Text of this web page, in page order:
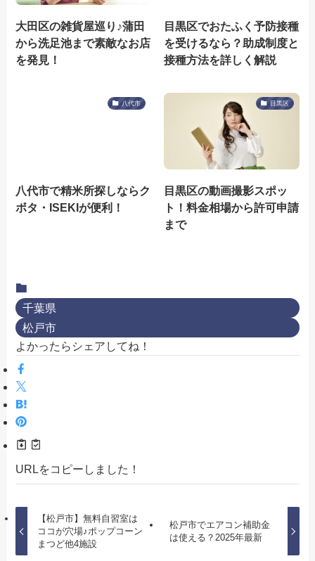
大田区の雑貨屋巡り♪蒲田
から洗足池まで素敵なお店
を発見！
目黒区でおたふく予防接種
を受けるなら？助成制度と
接種方法を詳しく解説
八代市
八代市で精米所探しならク
ボタ・ISEKIが便利！
目黒区
目黒区の動画撮影スポッ
ト！料金相場から許可申請
まで
千葉県
松戸市
よかったらシェアしてね！
URLをコピーしました！
【松戸市】無料自習室は
ココが穴場♪ポップコーン
まつど他4施設
松戸市でエアコン補助金
は使える？2025年最新